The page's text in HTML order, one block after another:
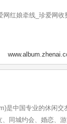
网红娘牵线_珍爱网收
是中国专业的休闲交
同城约会、婚恋、